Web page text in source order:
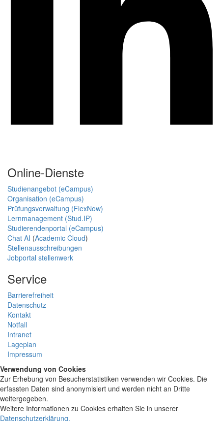
Online-Dienste
Studienangebot (eCampus)
Organisation (eCampus)
Prüfungsverwaltung (FlexNow)
Lernmanagement (Stud.IP)
Studierendenportal (eCampus)
Chat AI (Academic Cloud)
Stellenausschreibungen
Jobportal stellenwerk
Service
Barrierefreiheit
Datenschutz
Kontakt
Notfall
Intranet
Lageplan
Impressum
Verwendung von Cookies
Zur Erhebung von Besucherstatistiken verwenden wir Cookies. Die
erfassten Daten sind anonymisiert und werden nicht an Dritte
weitergegeben.
Weitere Informationen zu Cookies erhalten Sie in unserer
Datenschutzerklärung.